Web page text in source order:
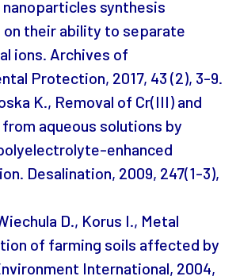
synthesis
their ability to separate
ions. Archives of
Protection, 2017, 43 (2), 3-9.
K., Removal of Cr(III) and
from aqueous solutions by
enhanced
Desalination, 2009, 247(1-3),
D., Korus I., Metal
of farming soils affected by
International, 2004,